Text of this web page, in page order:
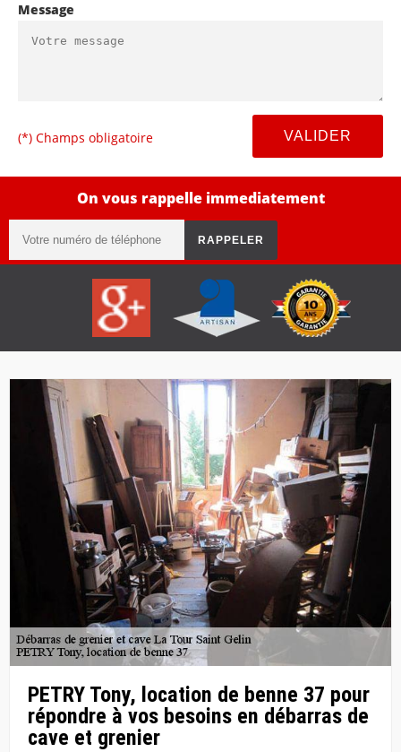
Message
(*) Champs obligatoire
On vous rappelle immediatement
PETRY Tony, location de benne 37 pour
répondre à vos besoins en débarras de
cave et grenier